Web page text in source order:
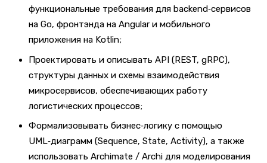
функциональные требования для backend‑сервисов
на Go, фронтэнда на Angular и мобильного
приложения на Kotlin;
Проектировать и описывать API (REST, gRPC),
структуры данных и схемы взаимодействия
микросервисов, обеспечивающих работу
логистических процессов;
Формализовывать бизнес‑логику с помощью
UML‑диаграмм (Sequence, State, Activity), а также
использовать Archimate / Archi для моделирования